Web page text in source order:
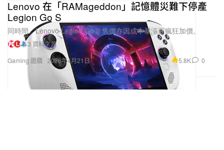
Gaming 遊戲
Lenovo 在「RAMageddon」記憶體災難下停產
Legion Go S
同時間，Lenovo Legion Go 2 售價亦因成本暴漲而瘋狂加價。
3 資料來源
2026年4月21日
5.8K 0